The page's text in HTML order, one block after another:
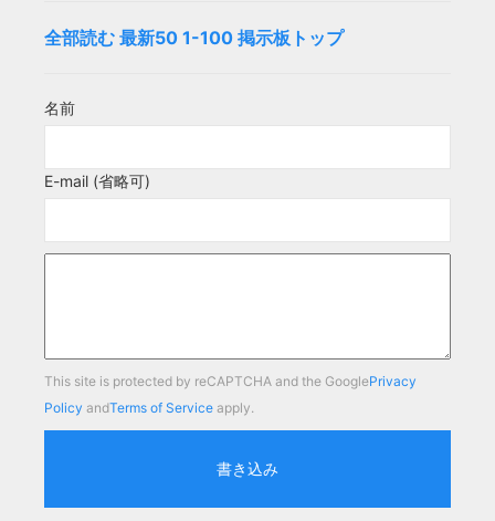
全部読む 最新50 1-100 掲示板トップ
名前
E-mail (省略可)
This site is protected by reCAPTCHA and the GooglePrivacy
Policy andTerms of Service apply.
書き込み